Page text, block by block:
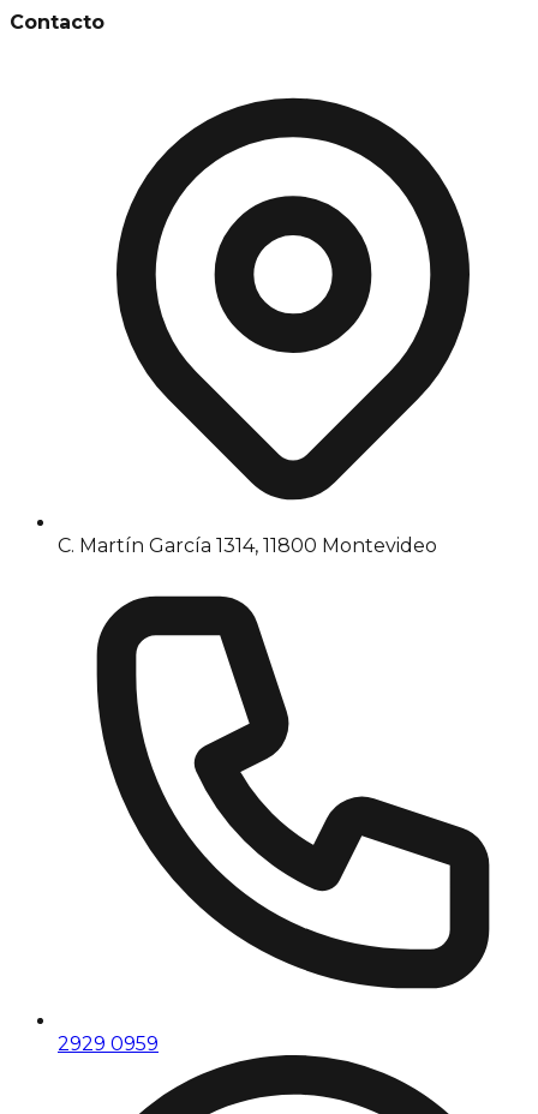
Contacto
C. Martín García 1314, 11800 Montevideo
2929 0959